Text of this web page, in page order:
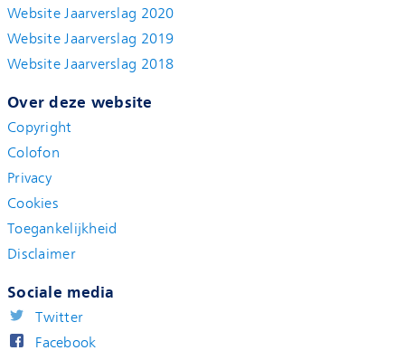
Website Jaarverslag 2020
Website Jaarverslag 2019
Website Jaarverslag 2018
Over deze website
Copyright
Colofon
Privacy
Cookies
Toegankelijkheid
Disclaimer
Sociale media
Twitter
Facebook